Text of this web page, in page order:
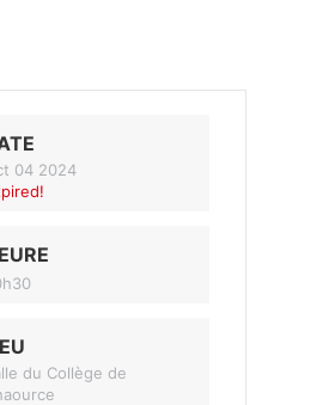
04 2024
du Collège de